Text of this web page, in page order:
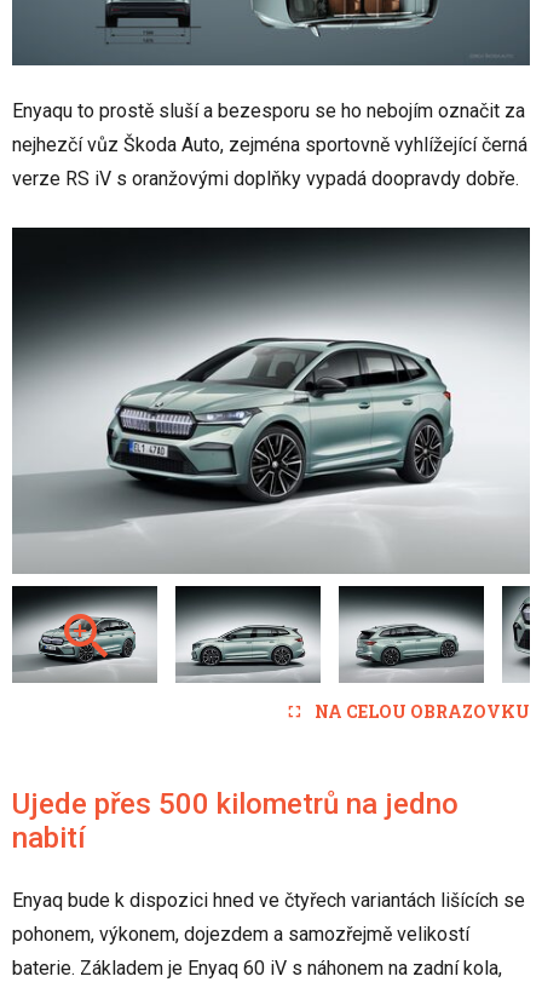
Enyaqu to prostě sluší a bezesporu se ho nebojím označit za
nejhezčí vůz Škoda Auto, zejména sportovně vyhlížející černá
verze RS iV s oranžovými doplňky vypadá doopravdy dobře.
NA CELOU OBRAZOVKU
Ujede přes 500 kilometrů na jedno
nabití
Enyaq bude k dispozici hned ve čtyřech variantách lišících se
pohonem, výkonem, dojezdem a samozřejmě velikostí
baterie. Základem je Enyaq 60 iV s náhonem na zadní kola,